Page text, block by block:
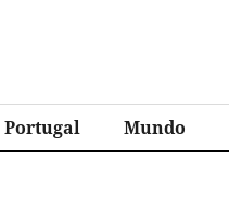
Portugal Mundo